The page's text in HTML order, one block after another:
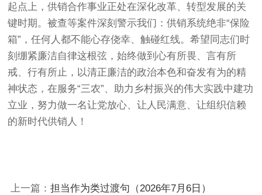
起点上，供销合作事业正处在深化改革、转型发展的关
键时期。被查等案件深刻警示我们：供销系统绝非“保险
箱”，任何人都不能心存侥幸、触碰红线。希望同志们时
刻绷紧廉洁自律这根弦，始终做到心有所畏、言有所
戒、行有所止，以清正廉洁的政治本色和奋发有为的精
神状态，在服务“三农”、助力乡村振兴的伟大实践中建功
立业，努力做一名让党放心、让人民满意、让组织信赖
的新时代供销人！
上一篇： 担当作为类过渡句（2026年7月6日）